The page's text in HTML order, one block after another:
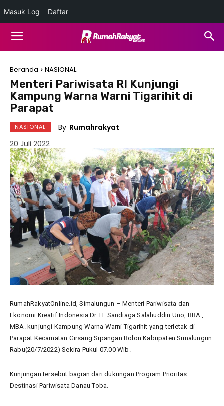
Beranda NASIONAL
Menteri Pariwisata RI Kunjungi
Kampung Warna Warni Tigarihit di
Parapat
NASIONAL By Rumahrakyat
20 Juli 2022
RumahRakyatOnline.id, Simalungun – Menteri Pariwisata dan
Ekonomi Kreatif Indonesia Dr. H. Sandiaga Salahuddin Uno, BBA.,
MBA. kunjungi Kampung Warna Warni Tigarihit yang terletak di
Parapat Kecamatan Girsang Sipangan Bolon Kabupaten Simalungun.
Rabu(20/7/2022) Sekira Pukul 07.00 Wib.
Kunjungan tersebut bagian dari dukungan Program Prioritas
Destinasi Pariwisata Danau Toba.
Masuk Log Daftar